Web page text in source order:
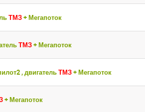
ТМЗ+ Мегапоток
ТМЗ+ Мегапоток
, двигательТМЗ+ Мегапоток
+ Мегапоток